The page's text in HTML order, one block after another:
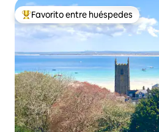
Favorito entre huéspedes preferido
Favorito entre huéspedes